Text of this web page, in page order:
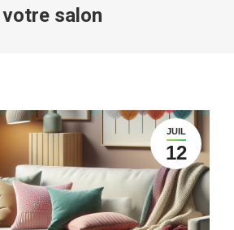
votre salon
JUIL
12